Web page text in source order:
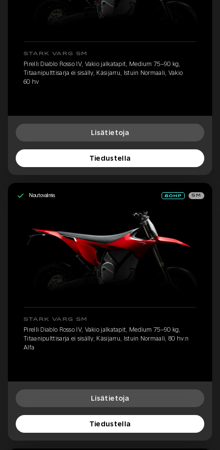
STARK VARG SM
Pirelli Diablo Rosso IV, Vakio jalkatapit, Medium 75–90 kg,
Titaanipulttisarja ei sisälly, Käsijarru, Istuin Normaali, Vakio
60 hv
Lisätietoja
Tiedustella
Noutovalmis SM
STARK VARG SM
Pirelli Diablo Rosso IV, Vakio jalkatapit, Medium 75–90 kg,
Titaanipulttisarja ei sisälly, Käsijarru, Istuin Normaali, 80 hv:n
Alfa
Lisätietoja
Tiedustella